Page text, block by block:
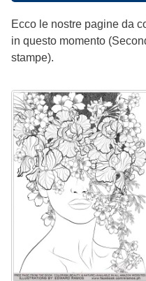
Ecco le nostre pagine da
in questo momento
stampe).